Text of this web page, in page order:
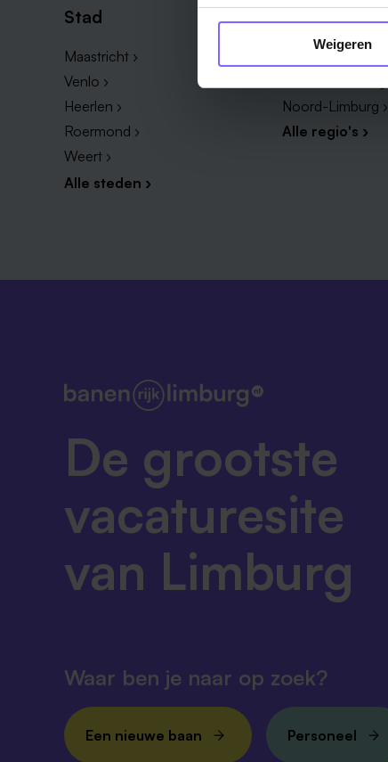
Weigeren
Stad
Maastricht ›
Venlo ›
Heerlen ›
Roermond ›
Weert ›
Alle steden ›
Regio
Zuid-Limburg ›
Noord-Limburg ›
Alle regio's ›
De grootste
vacaturesite
van Limburg
Waar ben je naar op zoek?
Een nieuwe baan Personeel